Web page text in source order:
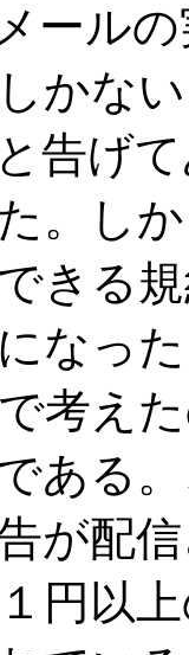
ール
かな
告げ
。し
きる
なっ
考え
ある
が配
円以